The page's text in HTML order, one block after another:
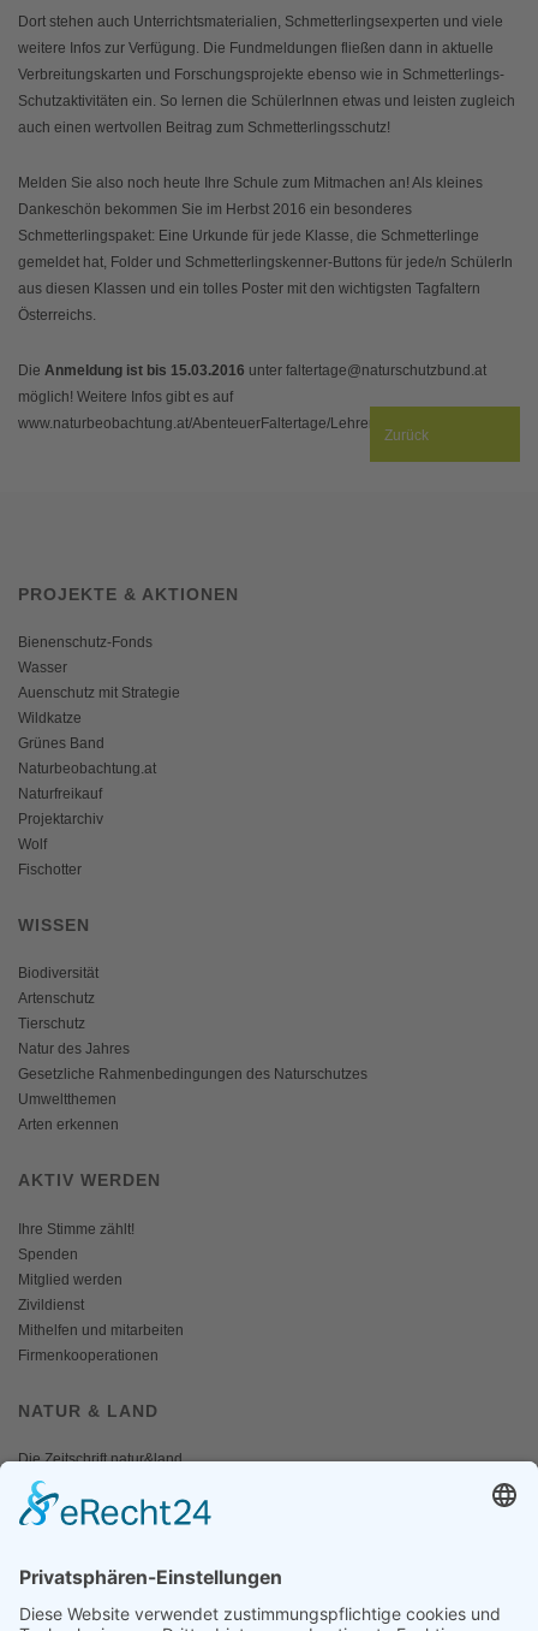
Dort stehen auch Unterrichtsmaterialien, Schmetterlingsexperten und viele
weitere Infos zur Verfügung. Die Fundmeldungen fließen dann in aktuelle
Verbreitungskarten und Forschungsprojekte ebenso wie in Schmetterlings-
Schutzaktivitäten ein. So lernen die SchülerInnen etwas und leisten zugleich
auch einen wertvollen Beitrag zum Schmetterlingsschutz!
Melden Sie also noch heute Ihre Schule zum Mitmachen an! Als kleines
Dankeschön bekommen Sie im Herbst 2016 ein besonderes
Schmetterlingspaket: Eine Urkunde für jede Klasse, die Schmetterlinge
gemeldet hat, Folder und Schmetterlingskenner-Buttons für jede/n SchülerIn
aus diesen Klassen und ein tolles Poster mit den wichtigsten Tagfaltern
Österreichs.
Die Anmeldung ist bis 15.03.2016 unter faltertage@naturschutzbund.at
möglich! Weitere Infos gibt es auf
www.naturbeobachtung.at/AbenteuerFaltertage/Lehrerbereich .
Zurück
PROJEKTE & AKTIONEN
Bienenschutz-Fonds
Wasser
Auenschutz mit Strategie
Wildkatze
Grünes Band
Naturbeobachtung.at
Naturfreikauf
Projektarchiv
Wolf
Fischotter
WISSEN
Biodiversität
Artenschutz
Tierschutz
Natur des Jahres
Gesetzliche Rahmenbedingungen des Naturschutzes
Umweltthemen
Arten erkennen
AKTIV WERDEN
Ihre Stimme zählt!
Spenden
Mitglied werden
Zivildienst
Mithelfen und mitarbeiten
Firmenkooperationen
NATUR & LAND
Die Zeitschrift natur&land
Archiv
Mediadaten
Fotos und Logos